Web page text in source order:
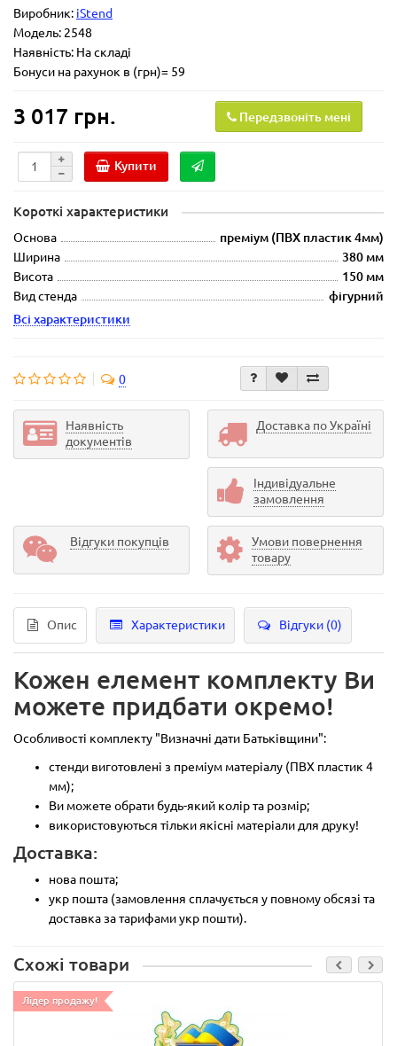
Виробник: iStend
Модель: 2548
Наявність: На складі
Бонуси на рахунок в (грн)= 59
3 017 грн. Передзвоніть мені
Купити
Короткі характеристики
Основа
преміум (ПВХ пластик 4мм)
Ширина
380 мм
Висота
150 мм
Вид стенда
фігурний
Всі характеристики
0
Наявність
документів
Доставка по Україні
Індивідуальне
замовлення
Відгуки покупців
Умови повернення
товару
Опис Характеристики Відгуки (0)
Кожен елемент комплекту Ви
можете придбати окремо!
Особливості комплекту "Визначні дати Батьківщини":
стенди виготовлені з преміум матеріалу (ПВХ пластик 4
мм);
Ви можете обрати будь-який колір та розмір;
використовуються тільки якісні матеріали для друку!
Доставка:
нова пошта;
укр пошта (замовлення сплачується у повному обсязі та
доставка за тарифами укр пошти).
Схожі товари
Лідер продажу!